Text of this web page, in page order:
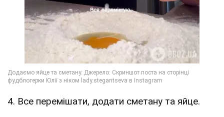
4. Все перемішати, додати сметану та яйце.